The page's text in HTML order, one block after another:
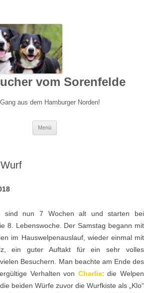
vom Sorenfelde
aus dem Hamburger Norden!
Menü
sind nun 7 Wochen alt und starten bei
8. Lebenswoche. Der Samstag begann mit
im Hauswelpenauslauf, wieder einmal mit
ein guter Auftakt für ein sehr volles
Besuchern. Man beachte am Ende des
Verhalten von Charlie: die Welpen
beiden Würfe zuvor die Wurfkiste als „Klo“